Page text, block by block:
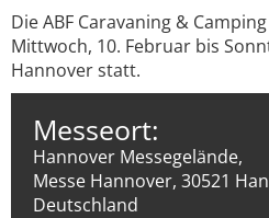
Die ABF Caravaning &
Mittwoch, 10. Februar bis
Hannover statt.
Messeort:
Hannover Messegelände,
Messe Hannover, 30521
Deutschland